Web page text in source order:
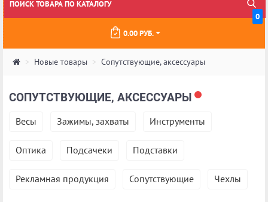
0
0.00 РУБ.
Новые товары Сопутствующие, аксессуары
СОПУТСТВУЮЩИЕ, АКСЕССУАРЫ
Весы Зажимы, захваты Инструменты
Оптика Подсачеки Подставки
Рекламная продукция Сопутствующие Чехлы